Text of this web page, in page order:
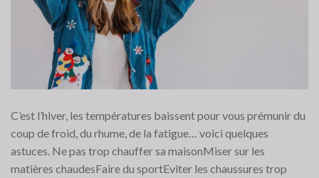
C’est l’hiver, les températures baissent pour vous prémunir du
coup de froid, du rhume, de la fatigue… voici quelques
astuces. Ne pas trop chauffer sa maisonMiser sur les
matières chaudesFaire du sportEviter les chaussures trop